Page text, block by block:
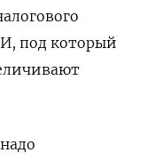
под который